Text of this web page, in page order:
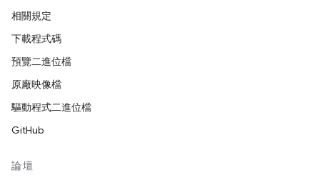
相關規定
下載程式碼
預覽二進位檔
原廠映像檔
驅動程式二進位檔
GitHub
論壇